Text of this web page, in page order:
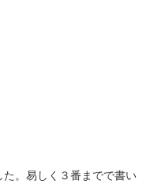
。易しく３番までで書い